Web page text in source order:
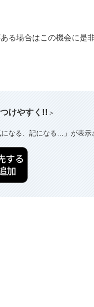
る場合はこの機会に是非
けやすく!! ＞
なる、記になる…」が表示